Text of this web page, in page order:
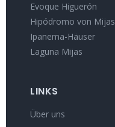
Evoque Higuerón
Hipódromo von Mijas
Ipanema-Häuser
Laguna Mijas
LINKS
Über uns